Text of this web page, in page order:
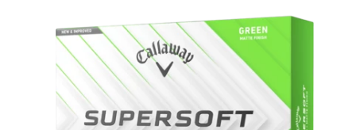
Golfové hole
Oblečení